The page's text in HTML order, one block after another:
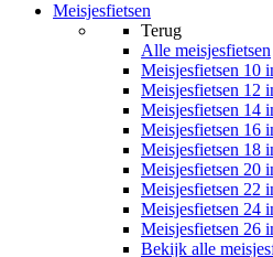
Meisjesfietsen
Terug
Alle meisjesfietsen
Meisjesfietsen 10
Meisjesfietsen 12
Meisjesfietsen 14
Meisjesfietsen 16
Meisjesfietsen 18
Meisjesfietsen 20
Meisjesfietsen 22
Meisjesfietsen 24
Meisjesfietsen 26
Bekijk alle